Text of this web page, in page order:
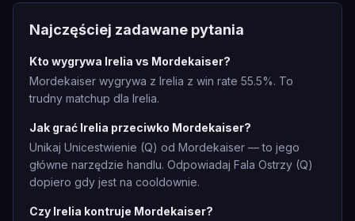
Najczęściej zadawane pytania
Kto wygrywa Irelia vs Mordekaiser?
Mordekaiser wygrywa z Irelia z win rate 55.5%. To
trudny matchup dla Irelia.
Jak grać Irelia przeciwko Mordekaiser?
Unikaj Unicestwienie (Q) od Mordekaiser — to jego
główne narzędzie handlu. Odpowiadaj Fala Ostrzy (Q)
dopiero gdy jest na cooldownie.
Czy Irelia kontruje Mordekaiser?